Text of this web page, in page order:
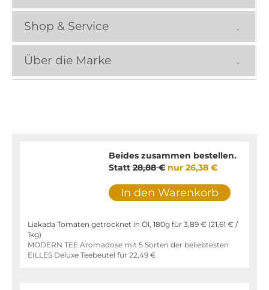
Shop & Service
Über die Marke
Beides zusammen bestellen.
Statt28,88 € nur 26,38 €
In den Warenkorb
Liakada Tomaten getrocknet in Öl, 180g für 3,89 € (21,61 € /
1kg)
MODERN TEE Aromadose mit 5 Sorten der beliebtesten
EILLES Deluxe Teebeutel für 22,49 €